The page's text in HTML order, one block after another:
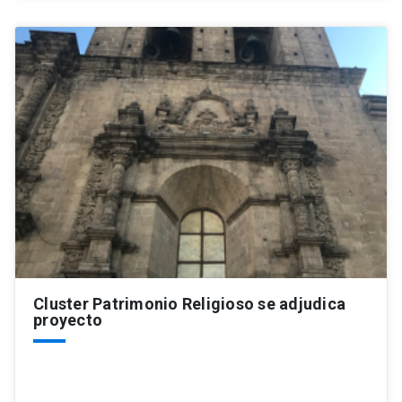
Cluster Patrimonio Religioso se adjudica
proyecto